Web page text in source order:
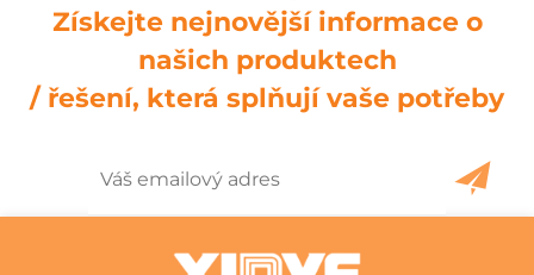
Získejte nejnovější informace o
našich produktech
/ řešení, která splňují vaše potřeby